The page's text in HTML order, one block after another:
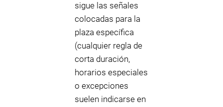
sigue las señales
colocadas para la
plaza específica
(cualquier regla de
corta duración,
horarios especiales
o excepciones
suelen indicarse en